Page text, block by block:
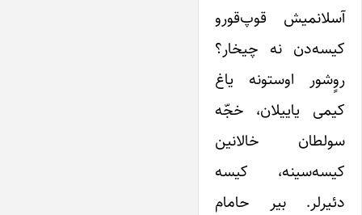
آسلانمیش قوپ‌قورو
کیسه‌دن نه چیخار؟
روٍشور اوستونه یاغ
کیمی یاییلان، خجّه
سولطان خالانین
کیسه‌سینه، کیسه
دئیرلر. بیر حامام